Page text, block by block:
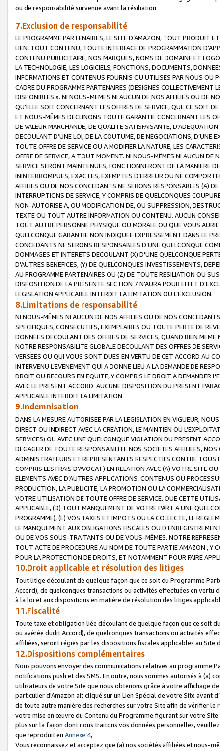
ou de responsabilité survenue avant la résiliation.
7.Exclusion de responsabilité
LE PROGRAMME PARTENAIRES, LE SITE D’AMAZON, TOUT PRODUIT
LIEN, TOUT CONTENU, TOUTE INTERFACE DE PROGRAMMATION
CONTENU PUBLICITAIRE, NOS MARQUES, NOMS DE DOMAINE ET
LA TECHNOLOGIE, LES LOGICIELS, FONCTIONS, DOCUMENTS,
INFORMATIONS ET CONTENUS FOURNIS OU UTILISES PAR NOUS OU
CADRE DU PROGRAMME PARTENAIRES (DESIGNES COLLECTIVEMENT
DISPONIBLES ». NI NOUS-MEMES NI AUCUN DE NOS AFFILIES OU DE
QU’ELLE SOIT CONCERNANT LES OFFRES DE SERVICE, QUE CE SOIT
ET NOUS-MÊMES DECLINONS TOUTE GARANTIE CONCERNANT LES
DE VALEUR MARCHANDE, DE QUALITE SATISFAISANTE,
DECOULANT D’UNE LOI, DE LA COUTUME, DE NEGOCIATIONS, D’UNE
TOUTE OFFRE DE SERVICE OU A MODIFIER LA NATURE, LES
OFFRE DE SERVICE, A TOUT MOMENT. NI NOUS-MÊMES NI AUCUN DE
SERVICE SERONT MAINTENUES, FONCTIONNERONT DE LA MANIERE
ININTERROMPUES, EXACTES, EXEMPTES D’ERREUR OU NE
AFFILIES OU DE NOS CONCEDANTS NE SERONS RESPONSABLES (A)
INTERRUPTIONS DE SERVICE, Y COMPRIS DE QUELCONQUES
NON-AUTORISE A, OU MODIFICATION DE, OU SUPPRESSION,
TEXTE OU TOUT AUTRE INFORMATION OU CONTENU. AUCUN
TOUT AUTRE PERSONNE PHYSIQUE OU MORALE OU QUE VOUS
QUELCONQUE GARANTIE NON INDIQUEE EXPRESSEMENT DANS LE
CONCEDANTS NE SERONS RESPONSABLES D’UNE QUELCONQUE
DOMMAGES ET INTERETS DECOULANT (X) D'UNE QUELCONQUE
D'AUTRES BENEFICES, (Y) DE QUELCONQUES INVESTISSEMENTS,
AU PROGRAMME PARTENAIRES OU (Z) DE TOUTE RESILIATION OU
DISPOSITION DE LA PRESENTE SECTION 7 N'AURA POUR EFFET
LEGISLATION APPLICABLE INTERDIT LA LIMITATION OU L’EXCLUSION.
8.Limitations de responsabilité
NI NOUS-MÊMES NI AUCUN DE NOS AFFILIES OU DE NOS
SPECIFIQUES, CONSECUTIFS, EXEMPLAIRES OU TOUTE PERTE DE
DONNEES DECOULANT DES OFFRES DE SERVICES, QUAND BIEN
NOTRE RESPONSABILITE GLOBALE DECOULANT DES OFFRES DE
VERSEES OU QUI VOUS SONT DUES EN VERTU DE CET ACCORD AU
INTERVENU L’EVENEMENT QUI A DONNE LIEU A LA DEMANDE DE
DROIT OU RECOURS EN EQUITE, Y COMPRIS LE DROIT A DEMANDER
AVEC LE PRESENT ACCORD. AUCUNE DISPOSITION DU PRESENT
APPLICABLE INTERDIT LA LIMITATION.
9.Indemnisation
DANS LA MESURE AUTORISEE PAR LA LEGISLATION EN VIGUEUR,
DIRECT OU INDIRECT AVEC LA CREATION, LE MAINTIEN OU
SERVICES) OU AVEC UNE QUELCONQUE VIOLATION DU PRESENT
DEGAGER DE TOUTE RESPONSABILITE NOS SOCIETES AFFILIEES,
ADMINISTRATEURS ET REPRESENTANTS RESPECTIFS CONTRE
COMPRIS LES FRAIS D’AVOCAT) EN RELATION AVEC (A) VOTRE SITE
ELEMENTS AVEC D’AUTRES APPLICATIONS, CONTENUS OU
PRODUCTION, LA PUBLICITE, LA PROMOTION OU LA
VOTRE UTILISATION DE TOUTE OFFRE DE SERVICE, QUE CETTE
APPLICABLE, (D) TOUT MANQUEMENT DE VOTRE PART A UNE
PROGRAMME), (E) VOS TAXES ET IMPOTS OU LA COLLECTE, LE
LE MANQUEMENT AUX OBLIGATIONS FISCALES OU
OU DE VOS SOUS-TRAITANTS OU DE VOUS-MÊMES. NOTRE
TOUT ACTE DE PROCEDURE AU NOM DE TOUTE PARTIE AMAZON , Y
POUR LA PROTECTION DE DROITS, ET NOTAMMENT POUR FAIRE
10.Droit applicable et résolution des litiges
Tout litige découlant de quelque façon que ce soit du Programme
Accord), de quelconques transactions ou activités effectuées en vertu
à la loi et aux dispositions en matière de résolution des litiges
11.Fiscalité
Toute taxe et obligation liée découlant de quelque façon que ce soit
ou avérée dudit Accord), de quelconques transactions ou activités
affiliées, seront régies par les dispositions fiscales applicables au Site
12.Dispositions complémentaires
Nous pouvons envoyer des communications relatives au programme
notifications push et des SMS. En outre, nous sommes autorisés à
utilisateurs de votre Site que nous obtenons grâce à votre affichage
particulier d'Amazon ait cliqué sur un Lien Spécial de votre Site avant
de toute autre manière des recherches sur votre Site afin de vérifier
votre mise en œuvre du Contenu du Programme figurant sur votre
plus sur la façon dont nous traitons vos données personnelles,
que reproduit en Annexe 4,
Vous reconnaissez et acceptez que (a) nos sociétés affiliées et nous-